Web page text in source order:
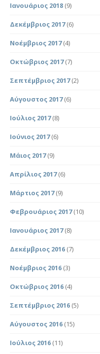
Ιανουάριος 2018 (9)
Δεκέμβριος 2017(6)
Νοέμβριος 2017(4)
Οκτώβριος 2017(7)
Σεπτέμβριος 2017(2)
Αύγουστος 2017(6)
Ιούλιος 2017(8)
Ιούνιος 2017(6)
Μάιος 2017(9)
Απρίλιος 2017(6)
Μάρτιος 2017(9)
Φεβρουάριος 2017(10)
Ιανουάριος 2017(8)
Δεκέμβριος 2016 (7)
Νοέμβριος 2016 (3)
Οκτώβριος 2016 (4)
Σεπτέμβριος 2016 (5)
Αύγουστος 2016 (15)
Ιούλιος 2016 (11)